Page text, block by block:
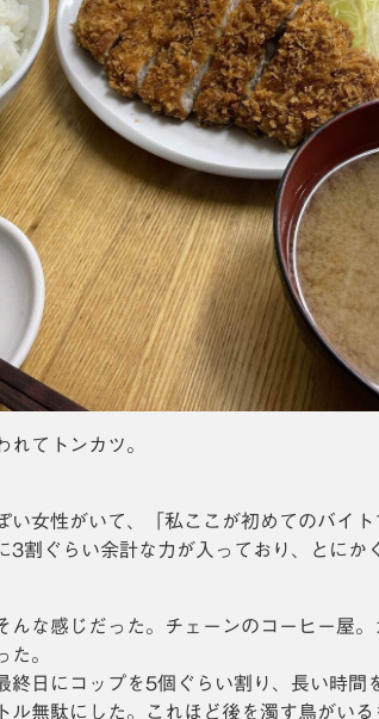
れてトンカツ。
い女性がいて、「私ここが初めてのバイ
3割ぐらい余計な力が入っており、とに
んな感じだった。チェーンのコーヒー屋
た。
終日にコップを5個ぐらい割り、長い時
ル無駄にした。これほど後を濁す鳥がいる